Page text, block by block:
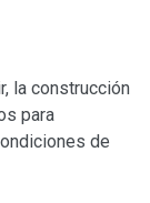
la construcción
para
de